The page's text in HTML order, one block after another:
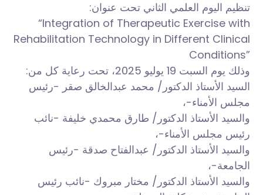
تنظيم اليوم العلمي الثاني تحت عنوان:
“Integration of Therapeutic Exercise with
Rehabilitation Technology in Different Clinical
Conditions”
وذلك يوم السبت 19 يوليو 2025، تحت رعاية كل من:
السيد الأستاذ الدكتور/ محمد عبدالخالق صقر -رئيس
مجلس الأمناء-،
والسيد الأستاذ الدكتور/ طارق محمدي خليفة -نائب
رئيس مجلس الأمناء-،
والسيد الأستاذ الدكتور/ عبدالفتاح صدقة -رئيس
الجامعة-،
والسيد الأستاذ الدكتور/ مختار مبروك -نائب رئيس